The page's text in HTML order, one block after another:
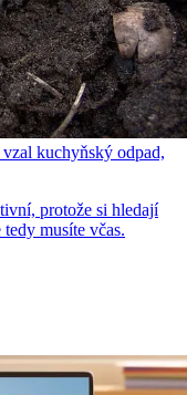
kuchyňský odpad,
protože si hledají
musíte včas.